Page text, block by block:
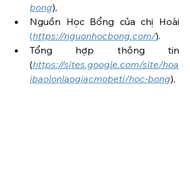
bong),
(https://nguonhocbong.com/).
Tổng hợp thông tin
(https://sites.google.com/site/hoa
ibaolonlaogiacmobeti/hoc-bong),